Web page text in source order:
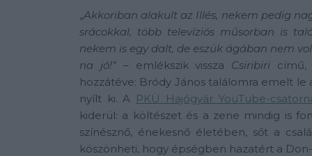
„Akkoriban alakult az Illés, nekem pedig
srácokkal, több televíziós műsorban is
nekem is egy dalt, de eszük ágában nem
na jó!” – emlékszik vissza Csiribiri című,
hozzátéve: Bródy János találomra emelt
nyílt ki. A PKÜ Hajógyár YouTube-
kiderül: a költészet és a zene mindig is
színésznő, énekesnő életében, sőt a
köszönheti, hogy épségben hazatért a